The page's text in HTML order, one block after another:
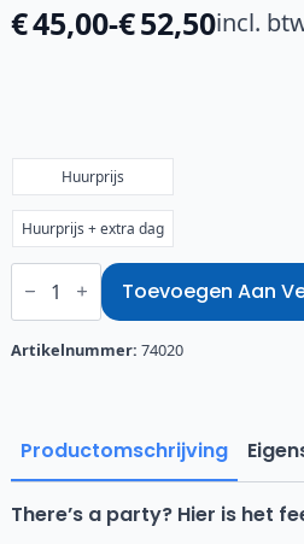
€45,00-€52,50
Prijsklasse:
incl.
Huurprijs
Huurprijs + extra dag
Feestvarken
aantal
Toevoegen Aan
Artikelnummer: 74020
Productomschrijving
There’s a party? Hier is het